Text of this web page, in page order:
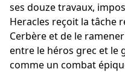
ses douze travaux,
Heracles reçoit la tâche
Cerbère et de le
entre le héros grec et le
comme un combat